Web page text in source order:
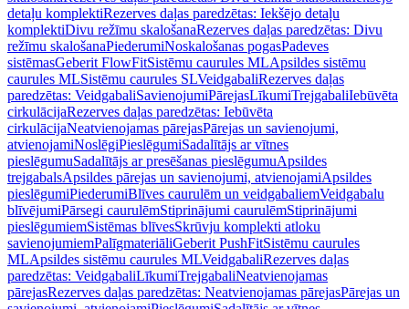
detaļu komplektiRezerves daļas paredzētas: Iekšējo detaļu
komplektiDivu režīmu skalošanaRezerves daļas paredzētas: Divu
režīmu skalošanaPiederumiNoskalošanas pogasPadeves
sistēmasGeberit FlowFitSistēmu caurules MLApsildes sistēmu
caurules MLSistēmu caurules SLVeidgabaliRezerves daļas
paredzētas: VeidgabaliSavienojumiPārejasLīkumiTrejgabaliIebūvēta
cirkulācijaRezerves daļas paredzētas: Iebūvēta
cirkulācijaNeatvienojamas pārejasPārejas un savienojumi,
atvienojamiNoslēgiPieslēgumiSadalītājs ar vītnes
pieslēgumuSadalītājs ar presēšanas pieslēgumuApsildes
trejgabalsApsildes pārejas un savienojumi, atvienojamiApsildes
pieslēgumiPiederumiBlīves caurulēm un veidgabaliemVeidgabalu
blīvējumiPārsegi caurulēmStiprinājumi caurulēmStiprinājumi
pieslēgumiemSistēmas blīvesSkrūvju komplekti atloku
savienojumiemPalīgmateriāliGeberit PushFitSistēmu caurules
MLApsildes sistēmu caurules MLVeidgabaliRezerves daļas
paredzētas: VeidgabaliLīkumiTrejgabaliNeatvienojamas
pārejasRezerves daļas paredzētas: Neatvienojamas pārejasPārejas un